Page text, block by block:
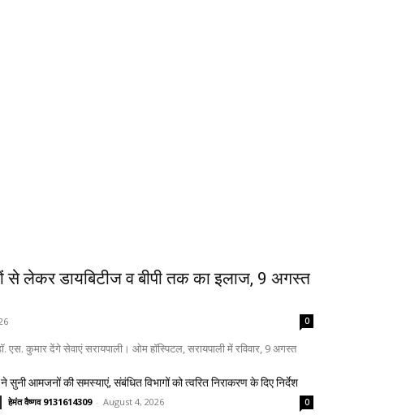
से लेकर डायबिटीज व बीपी तक का इलाज, 9 अगस्त
0
कुमार देंगे सेवाएं सरायपाली। ओम हॉस्पिटल, सरायपाली में रविवार, 9 अगस्त
आमजनों की समस्याएं, संबंधित विभागों को त्वरित निराकरण के दिए निर्देश
हेमंत वैष्णव 9131614309 - August 4, 2026 0